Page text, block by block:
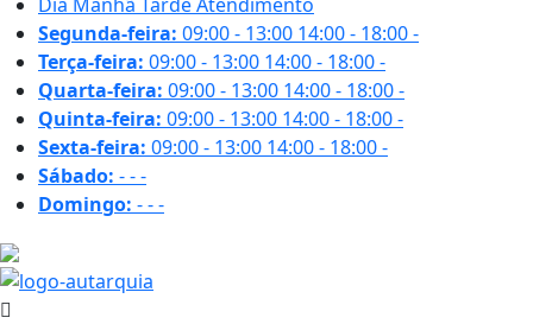
Segunda-feira: 09:00 - 13:00 14:00 - 18:00-
Terça-feira: 09:00 - 13:00 14:00 - 18:00-
Quarta-feira: 09:00 - 13:00 14:00 - 18:00-
Quinta-feira: 09:00 - 13:00 14:00 - 18:00-
Sexta-feira: 09:00 - 13:00 14:00 - 18:00-
Sábado: ---
Domingo: ---